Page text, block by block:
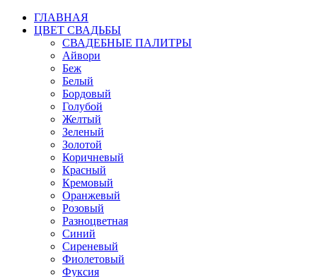
ГЛАВНАЯ
ЦВЕТ СВАДЬБЫ
СВАДЕБНЫЕ ПАЛИТРЫ
Айвори
Беж
Белый
Бордовый
Голубой
Желтый
Зеленый
Золотой
Коричневый
Красный
Кремовый
Оранжевый
Розовый
Разноцветная
Синий
Сиреневый
Фиолетовый
Фуксия